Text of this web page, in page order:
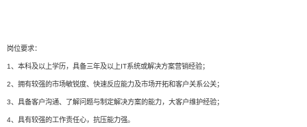
岗位要求：
1、本科及以上学历，具备三年及以上IT系统或解决方案营销经验；
2、拥有较强的市场敏锐度、快速反应能力及市场开拓和客户关系公关；
3、具备客户沟通、了解问题与制定解决方案的能力，大客户维护经验；
4、具有较强的工作责任心，抗压能力强。